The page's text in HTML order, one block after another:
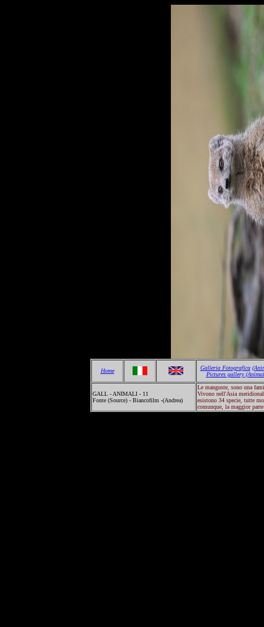
Home Galleria Fotografica
Pictures gallery
GALL - ANIMALI - 11
Fonte (Source) - Biancofilm -(Andrea)
Le manguste, sono una
Vivono nell'Asia
esistono 34 specie, tutte
comunque, la maggior